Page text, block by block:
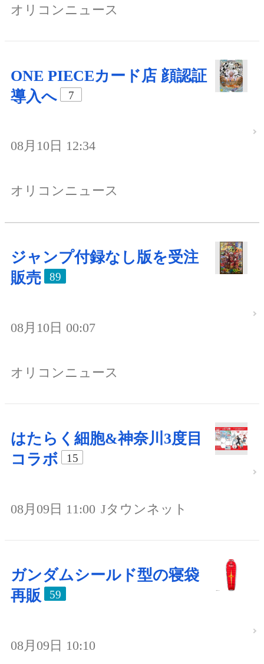
オリコンニュース
ONE PIECEカード店 顔認証
導入へ
7
08月10日 12:34
オリコンニュース
ジャンプ付録なし版を受注
販売
89
08月10日 00:07
オリコンニュース
はたらく細胞&神奈川3度目
コラボ
15
08月09日 11:00 Jタウンネット
ガンダムシールド型の寝袋
再販
59
08月09日 10:10